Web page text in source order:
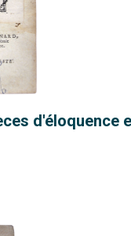
d'éloquence